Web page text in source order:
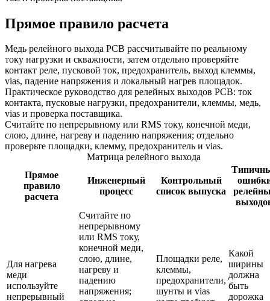
Прямое правило расчета
Медь релейного выхода PCB рассчитывайте по реальному
току нагрузки и скважности, затем отдельно проверяйте
контакт реле, пусковой ток, предохранитель, выход клеммы,
vias, падение напряжения и локальный нагрев площадок.
Практическое руководство для релейных выходов PCB: ток
контакта, пусковые нагрузки, предохранители, клеммы, медь,
vias и проверка поставщика.
Считайте по непрерывному или RMS току, конечной меди,
слою, длине, нагреву и падению напряжения; отдельно
проверьте площадки, клемму, предохранитель и vias.
Матрица релейного выхода
Прямое
правило
расчета
Инженерный
процесс
Контрольный
список выпуска
Для нагрева
меди
используйте
непрерывный
Считайте по
непрерывному
или RMS току,
конечной меди,
слою, длине,
нагреву и
падению
напряжения;
Площадки реле,
клеммы,
предохранители,
шунты и vias
Какой
ширины
должна
быть
дорожка